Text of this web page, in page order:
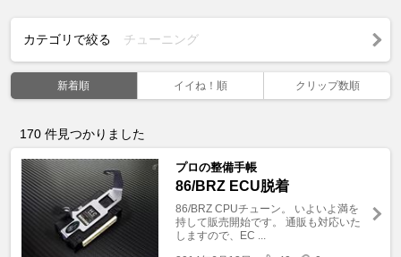
カテゴリで絞る チューニング
新着順 イイね！順 クリップ数順
170 件見つかりました
プロの整備手帳
86/BRZ ECU脱着
86/BRZ CPUチューン。 いよいよ満を
持して販売開始です。 通販も対応いた
しますので、EC ...